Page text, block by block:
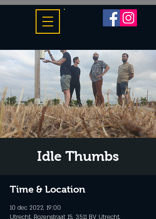
Idle Thumbs
Time & Location
10 dec 2022, 19:00
Utrecht, Rozenstraat 15, 3511 BV Utrecht,